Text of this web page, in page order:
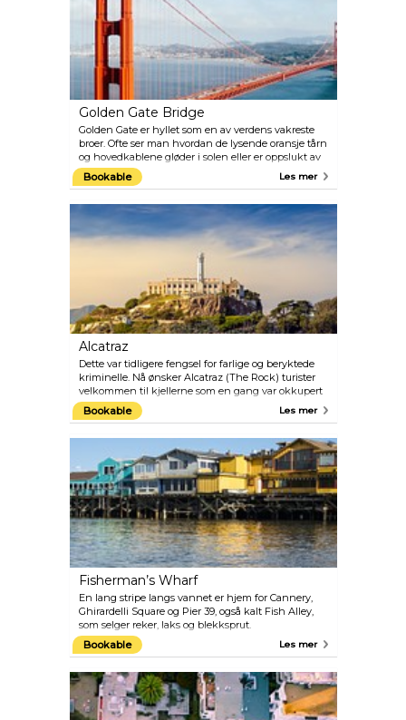
Golden Gate Bridge
Golden Gate er hyllet som en av verdens vakreste
broer. Ofte ser man hvordan de lysende oransje tårn
og hovedkablene gløder i solen eller er oppslukt av
tåken som ofte dekker dette området. Uansett om
du går, kjører eller sykler over dette teknikkens
Bookable Les mer
Alcatraz
Dette var tidligere fengsel for farlige og beryktede
kriminelle. Nå ønsker Alcatraz (The Rock) turister
velkommen til kjellerne som en gang var okkupert
av blant annet Al Capone, Machine Gun Kelly og
Birdman. Det er lydbåndguider du kan høre på
berettelser om Alcatrazs dystre historie, inklusiv
realistiske lydeffekter som kunne høres i
fangemiljøet.
Bookable Les mer
Fisherman’s Wharf
En lang stripe langs vannet er hjem for Cannery,
Ghirardelli Square og Pier 39, også kalt Fish Alley,
som selger reker, laks og blekksprut.
Krabbesesongen (midten av november-juni) er
tiden for skalldyrselskere. Her er også restauranter
Crab ferdig til å spise.
Bookable Les mer